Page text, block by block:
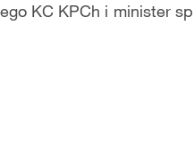
KC KPCh i minister